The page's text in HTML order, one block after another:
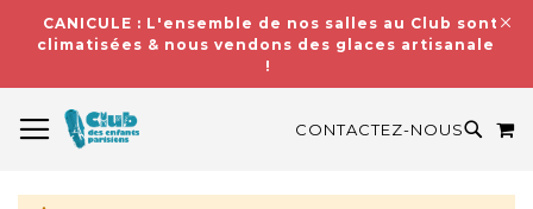
CANICULE : L'ensemble de nos salles au Club sont
climatisées & nous vendons des glaces artisanales
!
CONTACTEZ-NOUS